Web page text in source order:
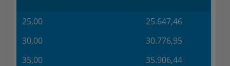
25,00
25.647,46
30,00
30.776,95
35,00
35.906,44